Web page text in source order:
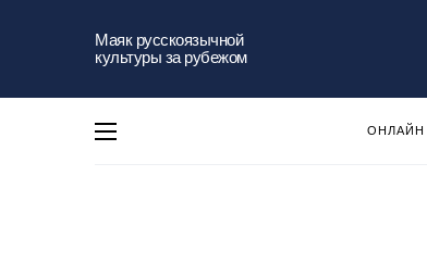
Маяк русскоязычной
культуры за рубежом
ОНЛАЙН